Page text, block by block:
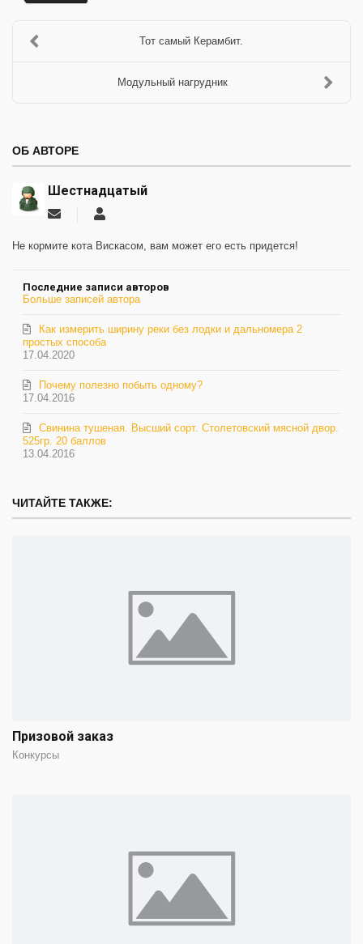
Тот самый Керамбит.
Модульный нагрудник
ОБ АВТОРЕ
Шестнадцатый
Подписаться
обновление
Не кормите кота Вискасом, вам может его есть придется!
Последние записи авторов
Больше записей автора
17.04.2020
Как измерить ширину реки без лодки и дальномера 2
простых способа
17.04.2016
Почему полезно побыть одному?
13.04.2016
Свинина тушеная. Высший сорт. Столетовский мясной двор.
525гр. 20 баллов
ЧИТАЙТЕ ТАКЖЕ:
Призовой заказ
Конкурсы